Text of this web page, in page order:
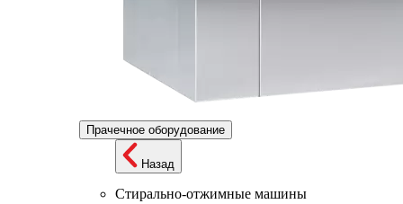
Прачечное оборудование
Назад
Стирально-отжимные машины